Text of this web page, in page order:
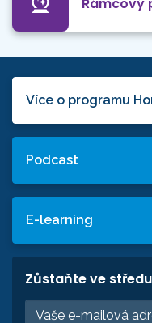
Více o programu
Podcast
E-learning
Zůstaňte ve